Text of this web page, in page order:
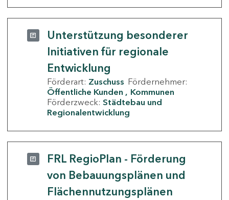
Unterstützung besonderer
Initiativen für regionale
Entwicklung
Förderart: Zuschuss Fördernehmer:
Öffentliche Kunden
Kommunen
Förderzweck: Städtebau und
Regionalentwicklung
FRL RegioPlan - Förderung
von Bebauungsplänen und
Flächennutzungsplänen